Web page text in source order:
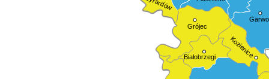
Grójec
Białobrzegi Kozienice